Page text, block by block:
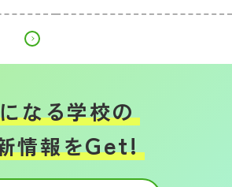
なる学校の
情報をGet!